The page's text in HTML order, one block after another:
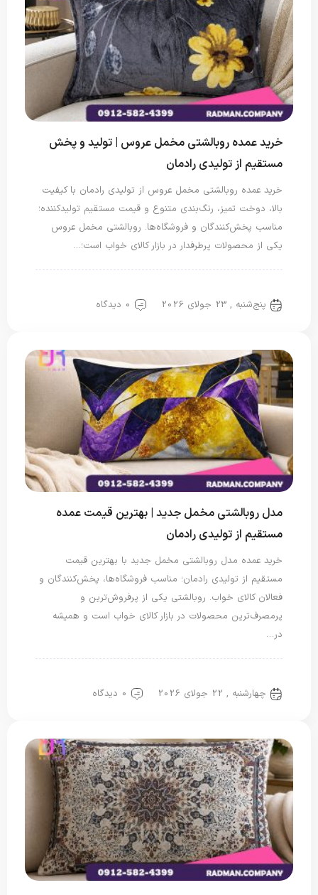
خرید عمده روبالشتی مخمل عروس | تولید و پخش
مستقیم از تولیدی رادمان
خرید عمده روبالشتی مخمل عروس از تولیدی رادمان با کیفیت
بالا، دوخت تمیز، رنگ‌بندی متنوع و قیمت مستقیم تولیدکننده؛
مناسب پخش‌کنندگان و فروشگاه‌ها. روبالشتی مخمل عروس
یکی از محصولات پرطرفدار در بازار کالای خواب است؛…
پنج‌شنبه , 23 جولای 2026 0 دیدگاه
مدل روبالشتی مخمل جدید | بهترین قیمت عمده
مستقیم از تولیدی رادمان
خرید عمده مدل روبالشتی مخمل جدید با بهترین قیمت
مستقیم از تولیدی رادمان؛ مناسب فروشگاه‌ها، پخش‌کنندگان و
فعالان کالای خواب. روبالشتی یکی از پرفروش‌ترین و
پرمصرف‌ترین محصولات در بازار کالای خواب است و همیشه
در…
چهارشنبه , 22 جولای 2026 0 دیدگاه